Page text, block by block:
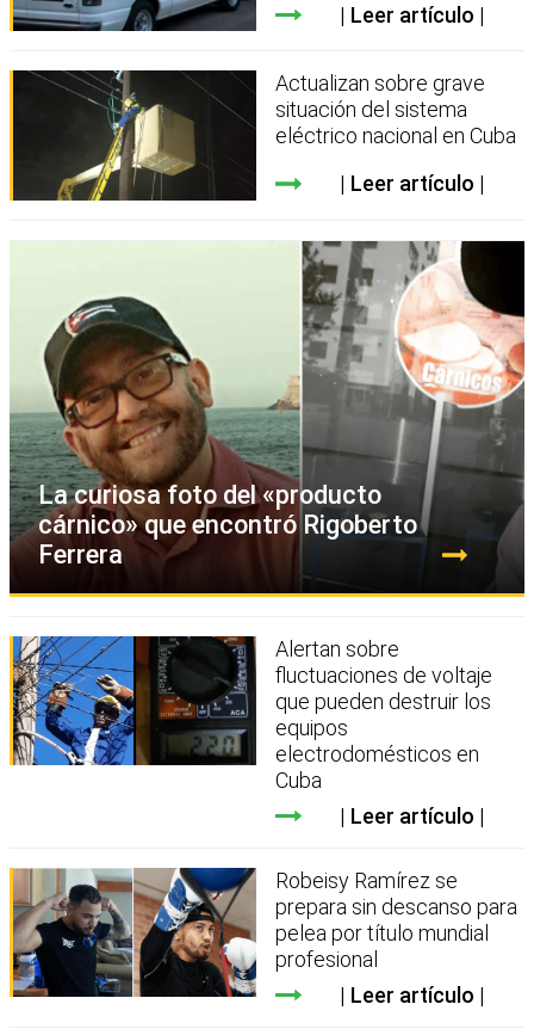
Leer artículo
Actualizan sobre grave
situación del sistema
eléctrico nacional en Cuba
Leer artículo
La curiosa foto del «producto
cárnico» que encontró Rigoberto
Ferrera
Alertan sobre
fluctuaciones de voltaje
que pueden destruir los
equipos
electrodomésticos en
Cuba
Leer artículo
Robeisy Ramírez se
prepara sin descanso para
pelea por título mundial
profesional
Leer artículo